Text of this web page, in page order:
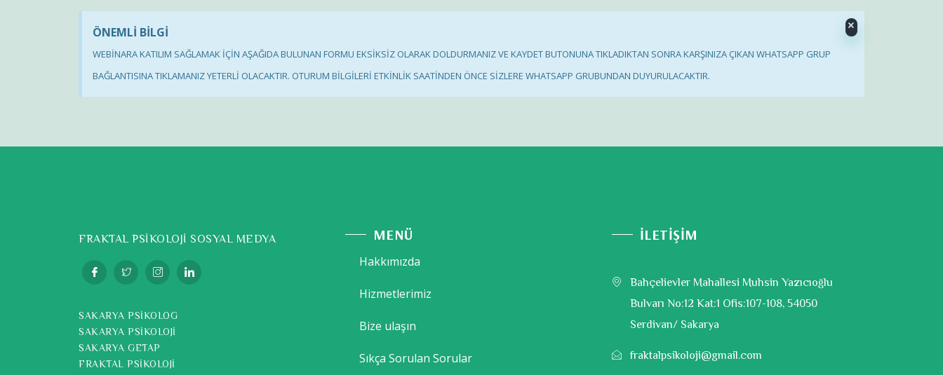
ÖNEMLİ BİLGİ
WEBİNARA KATILIM SAĞLAMAK İÇİN AŞAĞIDA BULUNAN FORMU EKSİKSİZ OLARAK DOLDURMANIZ VE KAYDET BUTONUNA TIKLADIKTAN SONRA KARŞINIZA ÇIKAN WHATSAPP GRUP
BAĞLANTISINA TIKLAMANIZ YETERLİ OLACAKTIR. OTURUM BİLGİLERİ ETKİNLİK SAATİNDEN ÖNCE SİZLERE WHATSAPP GRUBUNDAN DUYURULACAKTIR.
×
FRAKTAL PSİKOLOJİ SOSYAL MEDYA
SAKARYA PSİKOLOG
SAKARYA PSİKOLOJİ
SAKARYA GETAP
FRAKTAL PSİKOLOJİ
MENÜ
Hakkımızda
Hizmetlerimiz
Bize ulaşın
Sıkça Sorulan Sorular
İLETİŞİM
Bahçelievler Mahallesi Muhsin Yazıcıoğlu
Bulvarı No:12 Kat:1 Ofis:107-108, 54050
Serdivan/ Sakarya
fraktalpsikoloji@gmail.com